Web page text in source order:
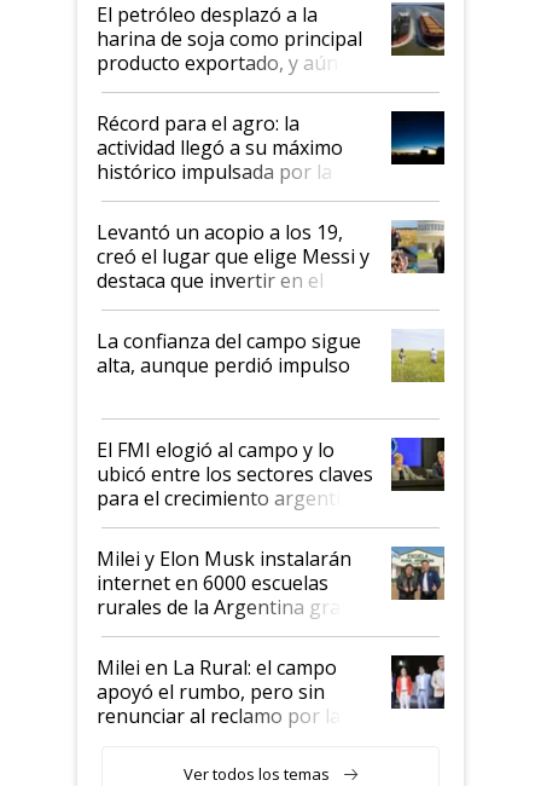
El petróleo desplazó a la
harina de soja como principal
producto exportado, y aún así
el agro aportó casi seis de cada
diez dólares y sostuvo el
liderazgo en un semestre
récord
Récord para el agro: la
actividad llegó a su máximo
histórico impulsada por la
cosecha y las exportaciones
Levantó un acopio a los 19,
creó el lugar que elige Messi y
destaca que invertir en el
kirchnerismo era como "darle
plata a un hijo para droga":
Juan Félix Rossetti, el libertario
que de una dura crisis salió
de Milei
La confianza del campo sigue
alta, aunque perdió impulso
El FMI elogió al campo y lo
ubicó entre los sectores claves
para el crecimiento argentino
Milei y Elon Musk instalarán
internet en 6000 escuelas
rurales de la Argentina gracias
a un acuerdo con Starlink
Milei en La Rural: el campo
apoyó el rumbo, pero sin
renunciar al reclamo por las
Ver todos los temas